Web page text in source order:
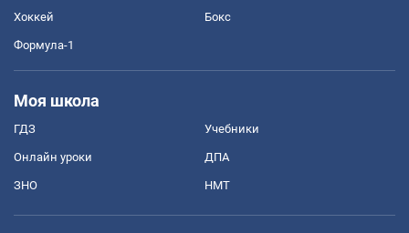
Хоккей Бокс
Формула-1
Моя школа
ГДЗ Учебники
Онлайн уроки ДПА
ЗНО НМТ